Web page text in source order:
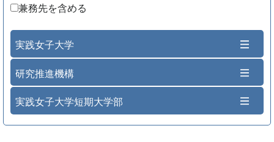
兼務先を含める
実践女子大学
研究推進機構
実践女子大学短期大学部